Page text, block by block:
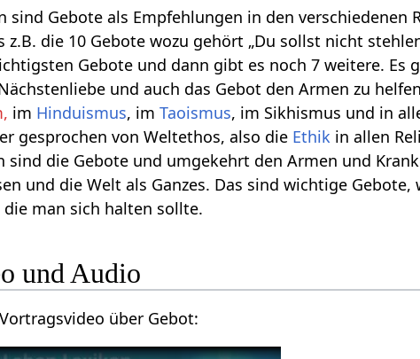
sind Gebote als Empfehlungen in den verschiedenen
z.B. die 10 Gebote wozu gehört „Du sollst nicht
Gebote und dann gibt es noch 7 weitere.
und auch das Gebot den Armen zu
im Hinduismus, imTaoismus, im Sikhismus und in
gesprochen von Weltethos, also die Ethik in allen
sind die Gebote und umgekehrt den Armen und
und die Welt als Ganzes. Das sind wichtige
man sich halten sollte.
und Audio
Hier findest du ein Vortragsvideo über Gebot‏‎: